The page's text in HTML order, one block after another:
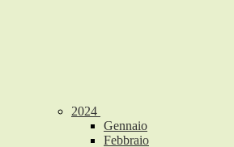
2024
Gennaio
Febbraio